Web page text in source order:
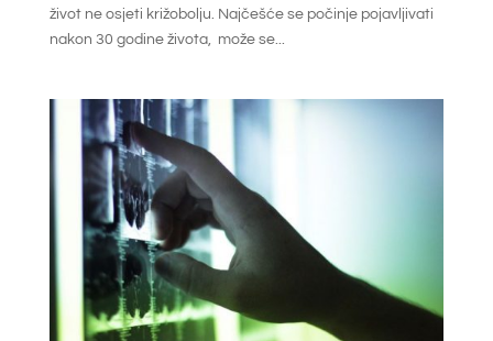
život ne osjeti križobolju. Najčešće se počinje pojavljivati
nakon 30 godine života, može se...